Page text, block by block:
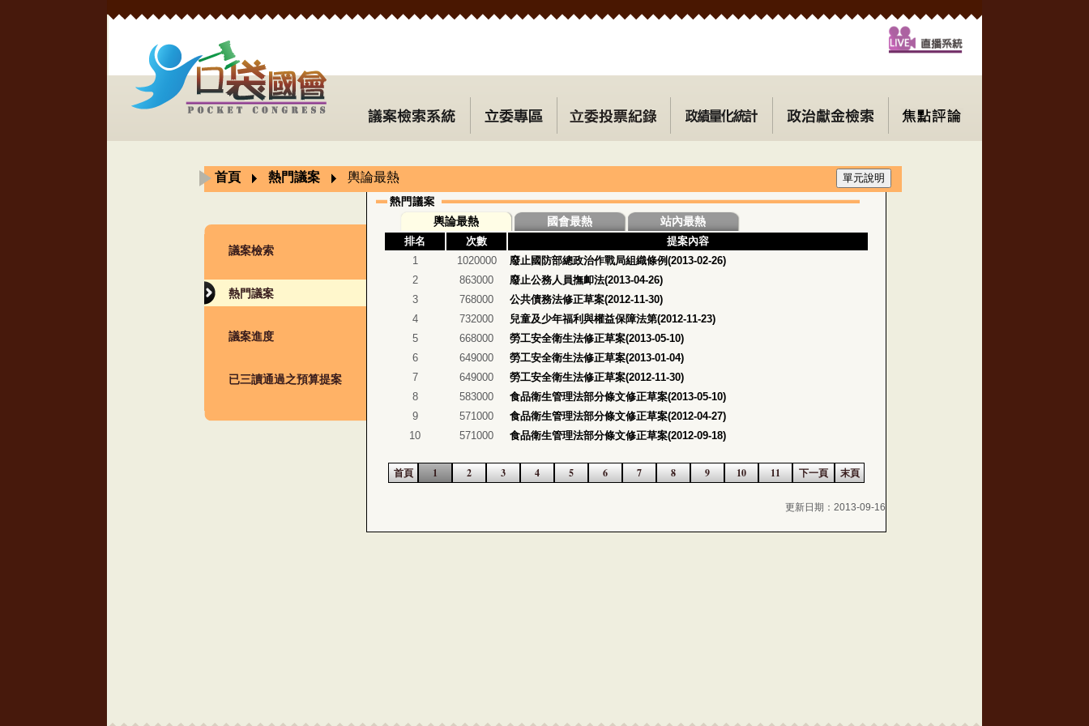
首頁 熱門議案 輿論最熱
議案檢索
熱門議案
議案進度
已三讀通過之預算提案
輿論最熱 國會最熱 站內最熱
排名 次數
提案內容
1
1020000
廢止國防部總政治作戰局組織條例(2013-02-26)
2
863000
廢止公務人員撫卹法(2013-04-26)
3
768000
公共債務法修正草案(2012-11-30)
4
732000
兒童及少年福利與權益保障法第(2012-11-23)
5
668000
勞工安全衛生法修正草案(2013-05-10)
6
649000
勞工安全衛生法修正草案(2013-01-04)
7
649000
勞工安全衛生法修正草案(2012-11-30)
8
583000
食品衛生管理法部分條文修正草案(2013-05-10)
9
571000
食品衛生管理法部分條文修正草案(2012-04-27)
10
571000 食品衛生管理法部分條文修正草案(2012-09-18)
首頁 1 2 3 4 5 6 7 8 9 10 11 下一頁 末頁
更新日期：2013-09-16